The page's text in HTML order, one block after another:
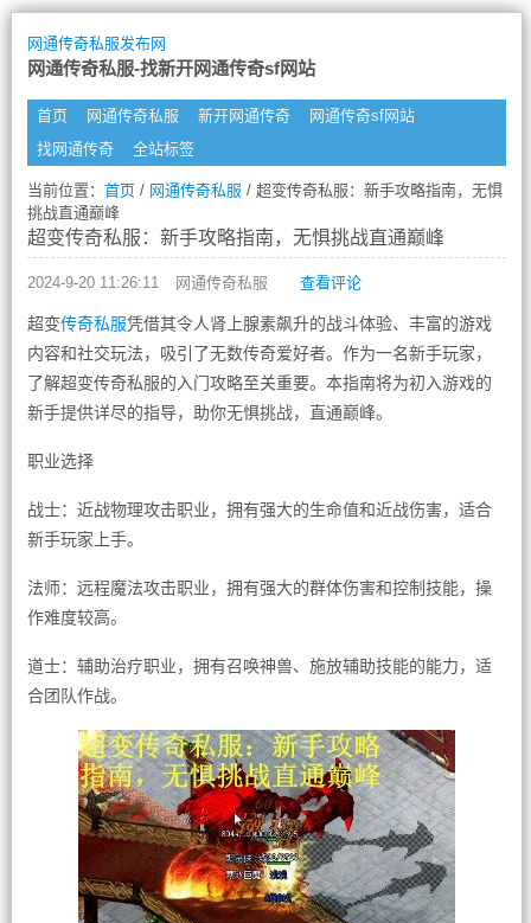
网通传奇私服发布网
网通传奇私服-找新开网通传奇sf网站
首页 网通传奇私服 新开网通传奇
网通传奇sf网站
找网通传奇
全站标签
当前位置： 首页/ 网通传奇私服 / 超变传奇私服：新手攻略指南，无惧
挑战直通巅峰
超变传奇私服：新手攻略指南，无惧挑战直通巅峰
2024-9-20 11:26:11 网通传奇私服 查看评论
超变传奇私服凭借其令人肾上腺素飙升的战斗体验、丰富的游戏
内容和社交玩法，吸引了无数传奇爱好者。作为一名新手玩家，
了解超变传奇私服的入门攻略至关重要。本指南将为初入游戏的
新手提供详尽的指导，助你无惧挑战，直通巅峰。
职业选择
战士：近战物理攻击职业，拥有强大的生命值和近战伤害，适合
新手玩家上手。
法师：远程魔法攻击职业，拥有强大的群体伤害和控制技能，操
作难度较高。
道士：辅助治疗职业，拥有召唤神兽、施放辅助技能的能力，适
合团队作战。